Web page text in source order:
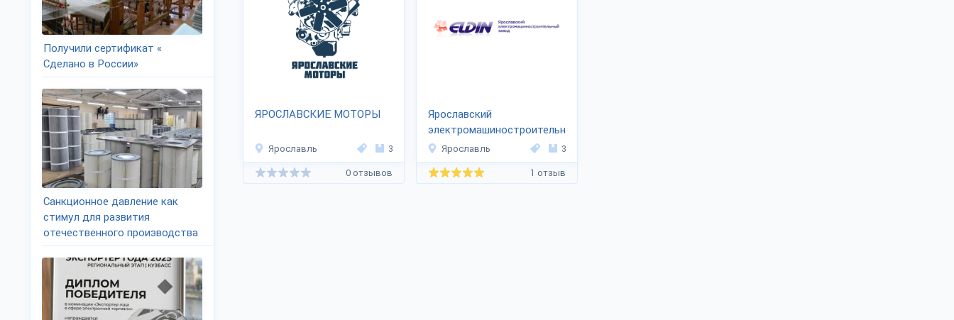
ЯРОСЛАВСКИЕ МОТОРЫ
Ярославль 3
0 отзывов
Ярославский
электромашиностроительный
завод
Ярославль 3
1 отзыв
Получили сертификат «
Сделано в России»
Санкционное давление как
стимул для развития
отечественного производства